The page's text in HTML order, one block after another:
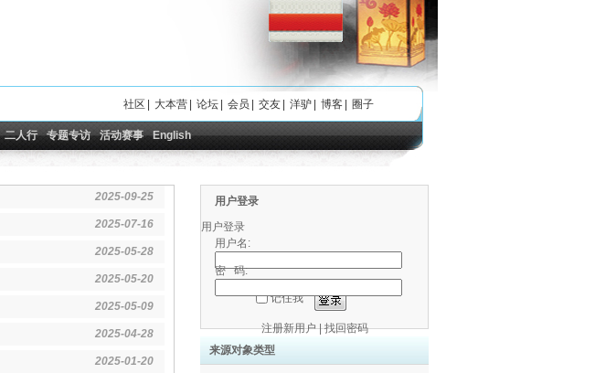
社区 大本营 论坛 会员 交友 洋驴 博客 圈子
二人行 专题专访 活动赛事
English
2025-09-25
2025-07-16
2025-05-28
2025-05-20
2025-05-09
2025-04-28
2025-01-20
用户登录
用户登录
用户名:
密 码:
记住我
注册新用户|找回密码
来源对象类型